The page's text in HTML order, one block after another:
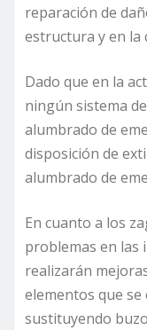
reparación de
estructura y en la
Dado que en la
ningún sistema
alumbrado de
disposición de
alumbrado de
En cuanto a los
problemas en las
realizarán
elementos que
sustituyendo